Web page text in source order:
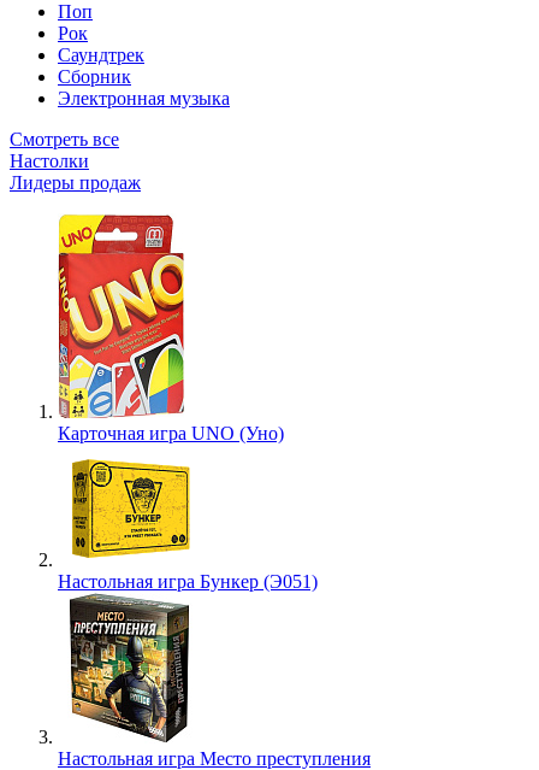
Поп
Рок
Саундтрек
Сборник
Электронная музыка
Смотреть все
Настолки
Лидеры продаж
Карточная игра UNO (Уно)
Настольная игра Бункер (Э051)
Настольная игра Место преступления